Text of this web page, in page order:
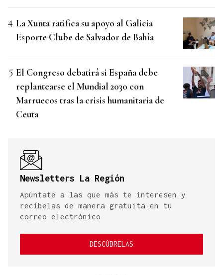
La Xunta ratifica su apoyo al Galicia
Esporte Clube de Salvador de Bahía
El Congreso debatirá si España debe
replantearse el Mundial 2030 con
Marruecos tras la crisis humanitaria de
Ceuta
Newsletters La Región
Apúntate a las que más te interesen y
recíbelas de manera gratuita en tu
correo electrónico
DESCÚBRELAS